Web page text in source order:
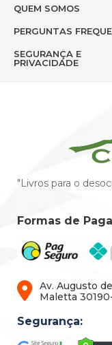
QUEM SOMOS
PERGUNTAS
SEGURANÇA E
PRIVACIDADE
"Livros para o
Formas de
Av. Augusto
Maletta
Segurança: